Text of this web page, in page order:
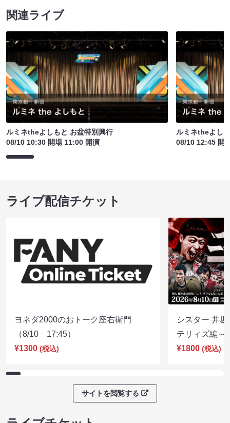
関連ライブ
ルミネtheよしもと お盆特別興行
08/10 10:30 開場 11:00 開演
ルミネtheよし
08/10 12:45 開
ライブ配信チケット
ヨネダ2000のおトーク座右衛門
（8/10 17:45）
¥1300 (税込)
シスター 井
テリィズ編
¥1800 (税込)
サイトを閲覧する